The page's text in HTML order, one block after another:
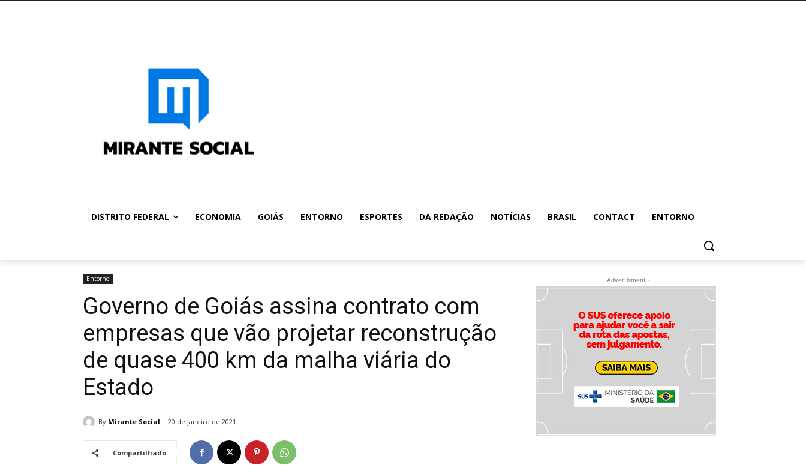
DISTRITO FEDERAL ECONOMIA GOIÁS ENTORNO ESPORTES DA REDAÇÃO NOTÍCIAS BRASIL CONTACT ENTORNO
Entorno
Governo de Goiás assina contrato com
empresas que vão projetar reconstrução
de quase 400 km da malha viária do
Estado
By Mirante Social 20 de janeiro de 2021
Compartilhado
- Advertisment -